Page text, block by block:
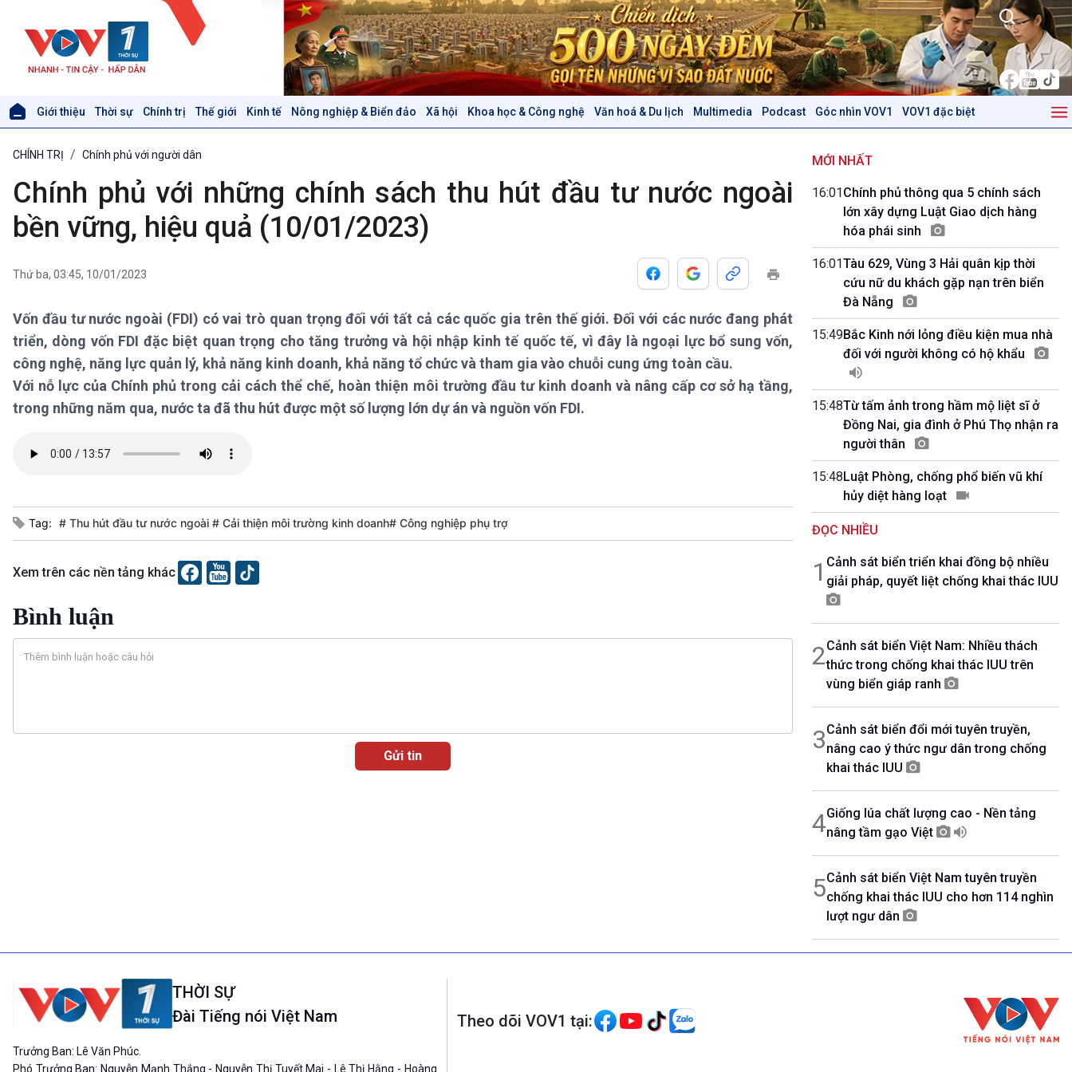
Giới thiệu Thời sự Chính trị Thế giới Kinh tế Nông nghiệp & Biển đảo Xã hội Khoa học & Công nghệ Văn hoá & Du lịch Multimedia Podcast Góc nhìn VOV1 VOV1 đặc biệt
Thời sự 6h
Thời sự 12h
Thời sự 18h
Thời sự 21h30
Bản tin
Chính phủ với người dân
Quốc hội với cử tri
Xây dựng đảng
Đảng trong cuộc sống
Vấn đề quốc tế
Hồ sơ sự kiện quốc tế
Trước giờ mở cửa
Dòng chảy Kinh tế
Tuyên chiến với gian lận
thương mại
Mùa vàng
Biển đảo Việt Nam
Tâm tình biên giới và hải
Tìm hiểu biển, đảo Việt
Nam
Xã hội
Tin Đời sống & Xã hội
360 độ Sức khỏe
Chuyển đổi Xanh
Tài nguyên và Môi trường
Bước chân đến trường
Khoa học & Công nghệ
Tin Khoa học & Công nghệ
Kết nối công nghệ
Sống chung với biến đổi
khí hậu
Văn hoá & Du lịch
Tin Văn hoá & Du lịch
Chát với người nổi tiếng
Câu chuyện Thể thao
Multimedia
Ảnh
Video
Infographic
E-Magazine
Podcast
Góc nhìn VOV1
Bình luận
10 phút Sự kiện - Luận bàn
Dòng chảy sự kiện
Đối thoại
Diễn đàn chủ nhật
Chuyện đêm
Thanh âm ký sự
Chân dung cuộc sống
CHÍNH TRỊ Chính phủ với người dân
Chính phủ với những chính sách thu hút đầu tư nước ngoài
bền vững, hiệu quả (10/01/2023)
Thứ ba, 03:45, 10/01/2023
Vốn đầu tư nước ngoài (FDI) có vai trò quan trọng đối với tất cả các quốc gia trên thế giới. Đối với các nước đang phát
triển, dòng vốn FDI đặc biệt quan trọng cho tăng trưởng và hội nhập kinh tế quốc tế, vì đây là ngoại lực bổ sung vốn,
công nghệ, năng lực quản lý, khả năng kinh doanh, khả năng tổ chức và tham gia vào chuỗi cung ứng toàn cầu.
Với nỗ lực của Chính phủ trong cải cách thể chế, hoàn thiện môi trường đầu tư kinh doanh và nâng cấp cơ sở hạ tầng,
trong những năm qua, nước ta đã thu hút được một số lượng lớn dự án và nguồn vốn FDI.
Tag: # Thu hút đầu tư nước ngoài # Cải thiện môi trường kinh doanh# Công nghiệp phụ trợ
Xem trên các nền tảng khác
Bình luận
MỚI NHẤT
16:01Chính phủ thông qua 5 chính sách
lớn xây dựng Luật Giao dịch hàng
hóa phái sinh
16:01Tàu 629, Vùng 3 Hải quân kịp thời
cứu nữ du khách gặp nạn trên biển
Đà Nẵng
15:49Bắc Kinh nới lỏng điều kiện mua nhà
đối với người không có hộ khẩu
15:48Từ tấm ảnh trong hầm mộ liệt sĩ ở
Đồng Nai, gia đình ở Phú Thọ nhận ra
người thân
15:48Luật Phòng, chống phổ biến vũ khí
hủy diệt hàng loạt
ĐỌC NHIỀU
1 Cảnh sát biển triển khai đồng bộ nhiều
giải pháp, quyết liệt chống khai thác IUU
2Cảnh sát biển Việt Nam: Nhiều thách
thức trong chống khai thác IUU trên
vùng biển giáp ranh
3Cảnh sát biển đổi mới tuyên truyền,
nâng cao ý thức ngư dân trong chống
khai thác IUU
4Giống lúa chất lượng cao - Nền tảng
nâng tầm gạo Việt
5Cảnh sát biển Việt Nam tuyên truyền
chống khai thác IUU cho hơn 114 nghìn
lượt ngư dân
THỜI SỰ
Đài Tiếng nói Việt Nam
Trưởng Ban: Lê Văn Phúc.
Phó Trưởng Ban: Nguyễn Mạnh Thắng - Nguyễn Thị Tuyết Mai - Lê Thị Hằng - Hoàng
Theo dõi VOV1 tại: